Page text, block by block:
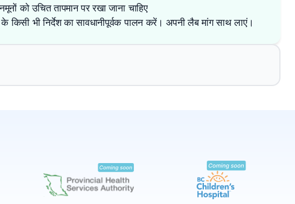
को उचित तापमान पर रखा जाना चाहिए
किसी भी निर्देश का सावधानीपूर्वक पालन करें। अपनी लैब मांग साथ लाएं।